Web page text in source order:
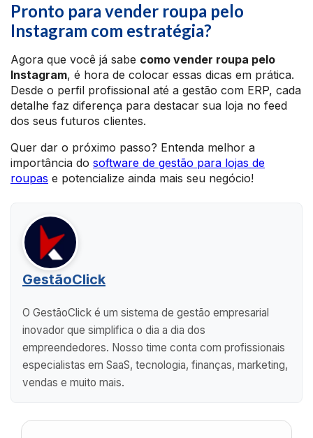
Pronto para vender roupa pelo
Instagram com estratégia?
Agora que você já sabe como vender roupa pelo
Instagram, é hora de colocar essas dicas em prática.
Desde o perfil profissional até a gestão com ERP, cada
detalhe faz diferença para destacar sua loja no feed
dos seus futuros clientes.
Quer dar o próximo passo? Entenda melhor a
importância do software de gestão para lojas de
roupas e potencialize ainda mais seu negócio!
GestãoClick
O GestãoClick é um sistema de gestão empresarial
inovador que simplifica o dia a dia dos
empreendedores. Nosso time conta com profissionais
especialistas em SaaS, tecnologia, finanças, marketing,
vendas e muito mais.